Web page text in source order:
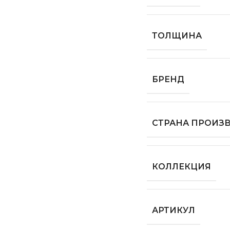
ТОЛЩИНА
БРЕНД
СТРАНА
КОЛЛЕКЦИЯ
АРТИКУЛ